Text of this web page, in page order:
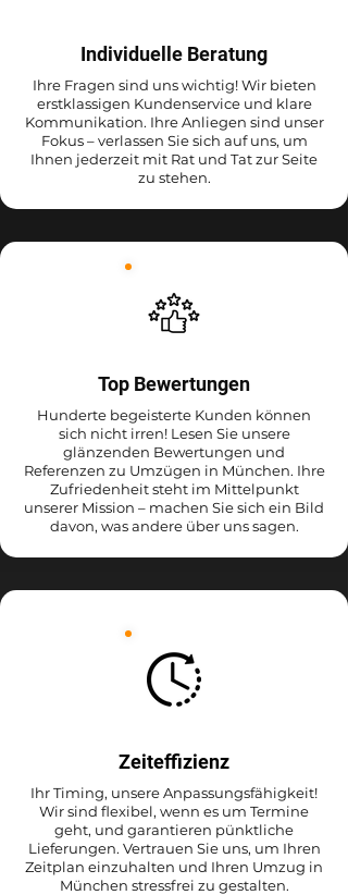
Individuelle Beratung
Ihre Fragen sind uns wichtig! Wir bieten
erstklassigen Kundenservice und klare
Kommunikation. Ihre Anliegen sind unser
Fokus – verlassen Sie sich auf uns, um
Ihnen jederzeit mit Rat und Tat zur Seite
zu stehen.
Top Bewertungen
Hunderte begeisterte Kunden können
sich nicht irren! Lesen Sie unsere
glänzenden Bewertungen und
Referenzen zu Umzügen in München. Ihre
Zufriedenheit steht im Mittelpunkt
unserer Mission – machen Sie sich ein Bild
davon, was andere über uns sagen.
Zeiteffizienz
Ihr Timing, unsere Anpassungsfähigkeit!
Wir sind flexibel, wenn es um Termine
geht, und garantieren pünktliche
Lieferungen. Vertrauen Sie uns, um Ihren
Zeitplan einzuhalten und Ihren Umzug in
München stressfrei zu gestalten.